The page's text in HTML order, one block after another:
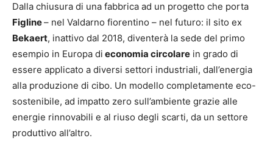
Dalla chiusura di una fabbrica ad un progetto che porta
Figline– nel Valdarno fiorentino – nel futuro: il sito ex
Bekaert, inattivo dal 2018, diventerà la sede del primo
esempio in Europa di economia circolare in grado di
essere applicato a diversi settori industriali, dall’energia
alla produzione di cibo. Un modello completamente eco-
sostenibile, ad impatto zero sull’ambiente grazie alle
energie rinnovabili e al riuso degli scarti, da un settore
produttivo all’altro.